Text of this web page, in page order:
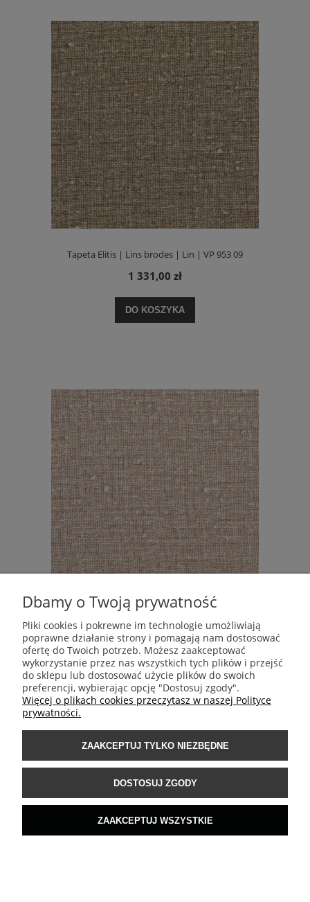
Tapeta Elitis | Lins brodes | Lin | VP 953 09
1 331,00 zł
DO KOSZYKA
Tapeta Elitis | Lins brodes | Lin | VP 953 08
1 331,00 zł
DO KOSZYKA
Dbamy o Twoją prywatność
Pliki cookies i pokrewne im technologie umożliwiają
poprawne działanie strony i pomagają nam dostosować
ofertę do Twoich potrzeb. Możesz zaakceptować
wykorzystanie przez nas wszystkich tych plików i przejść
do sklepu lub dostosować użycie plików do swoich
preferencji, wybierając opcję "Dostosuj zgody".
Więcej o plikach cookies przeczytasz w naszej Polityce
prywatności.
ZAAKCEPTUJ TYLKO NIEZBĘDNE
DOSTOSUJ ZGODY
ZAAKCEPTUJ WSZYSTKIE